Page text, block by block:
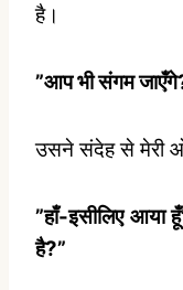
है।
”आप भी संगम
उसने संदेह से मेरी
”हाँ-इसीलिए आया
है?”